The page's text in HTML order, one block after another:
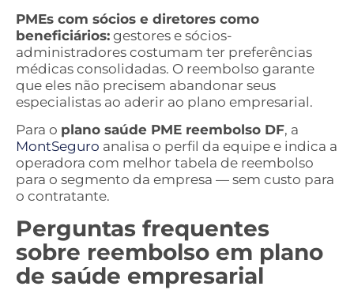
PMEs com sócios e diretores como
beneficiários: gestores e sócios-
administradores costumam ter preferências
médicas consolidadas. O reembolso garante
que eles não precisem abandonar seus
especialistas ao aderir ao plano empresarial.
Para o plano saúde PME reembolso DF, a
MontSeguro analisa o perfil da equipe e indica a
operadora com melhor tabela de reembolso
para o segmento da empresa — sem custo para
o contratante.
Perguntas frequentes
sobre reembolso em plano
de saúde empresarial